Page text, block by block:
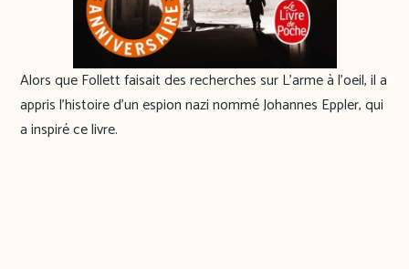
Alors que Follett faisait des recherches sur L’arme à l’oeil, il a
appris l’histoire d’un espion nazi nommé Johannes Eppler, qui
a inspiré ce livre.